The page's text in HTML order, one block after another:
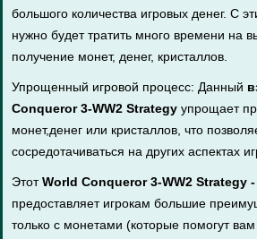
большого количества игровых денег. С
нужно будет тратить много времени на
получение монет, денег, кристаллов.
Упрощенный игровой процесс: Данный
Conqueror 3-WW2 Strategy упрощает
монет,денег или кристаллов, что
сосредотачиваться на других аспектах
ЭтотWorld Conqueror 3-WW2 Strategy
предоставляет игрокам большие
только с монетами (которые помогут